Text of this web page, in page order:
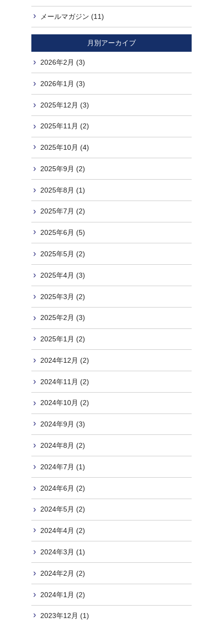
メールマガジン (11)
月別アーカイブ
2026年2月 (3)
2026年1月 (3)
2025年12月 (3)
2025年11月 (2)
2025年10月 (4)
2025年9月 (2)
2025年8月 (1)
2025年7月 (2)
2025年6月 (5)
2025年5月 (2)
2025年4月 (3)
2025年3月 (2)
2025年2月 (3)
2025年1月 (2)
2024年12月 (2)
2024年11月 (2)
2024年10月 (2)
2024年9月 (3)
2024年8月 (2)
2024年7月 (1)
2024年6月 (2)
2024年5月 (2)
2024年4月 (2)
2024年3月 (1)
2024年2月 (2)
2024年1月 (2)
2023年12月 (1)